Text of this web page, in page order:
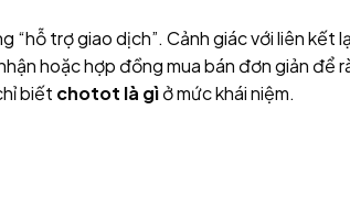
trợ giao dịch”. Cảnh giác với liên kết
hoặc hợp đồng mua bán đơn giản để
biết chotot là gìở mức khái niệm.